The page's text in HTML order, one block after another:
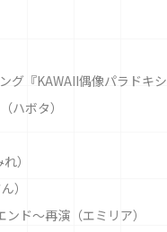
『KAWAII偶像パラドキシ
ハボタ）
）
）
ド〜再演（エミリア）